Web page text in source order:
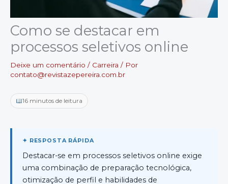
Como se destacar em
processos seletivos online
Deixe um comentário / Carreira / Por
contato@revistazepereira.com.br
16 minutos de leitura
Destacar-se em processos seletivos online exige
uma combinação de preparação tecnológica,
otimização de perfil e habilidades de